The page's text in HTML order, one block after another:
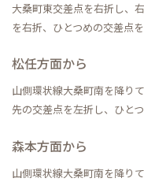
大桑町東交差点を右折し、
を右折、ひとつめの交差点
松任方面から
山側環状線大桑町南を降り
先の交差点を左折し、ひと
森本方面から
山側環状線大桑町南を降り